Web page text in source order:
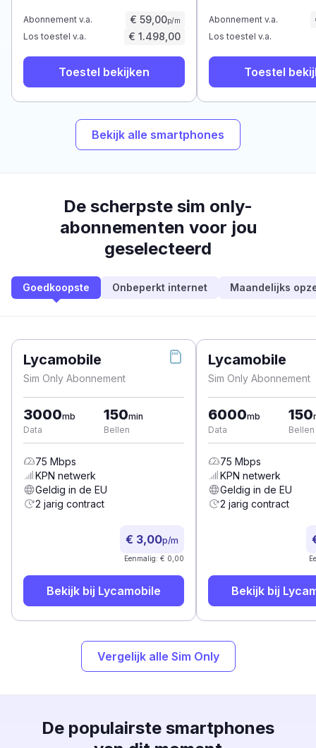
Abonnement v.a. € 59,00p/m
Los toestel v.a. € 1.498,00
Toestel bekijken
Abonnement v.a.
Los toestel v.a.
Toestel
Bekijk alle smartphones
De scherpste sim only-
abonnementen voor jou
geselecteerd
Goedkoopste Onbeperkt internet Maandelijks
Lycamobile
Sim Only Abonnement
3000mb
Data
150min
Bellen
75 Mbps
KPN netwerk
Geldig in de EU
2 jarig contract
€ 3,00p/m
Eenmalig: € 0,00
Bekijk bij Lycamobile
Lycamobile
Sim Only Abonnement
6000mb
Data
150
Bellen
75 Mbps
KPN netwerk
Geldig in de EU
2 jarig contract
Bekijk bij
Vergelijk alle Sim Only
De populairste smartphones